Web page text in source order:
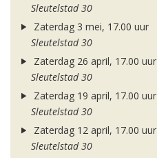
Sleutelstad 30
Zaterdag 3 mei, 17.00 uur
Sleutelstad 30
Zaterdag 26 april, 17.00 uur
Sleutelstad 30
Zaterdag 19 april, 17.00 uur
Sleutelstad 30
Zaterdag 12 april, 17.00 uur
Sleutelstad 30